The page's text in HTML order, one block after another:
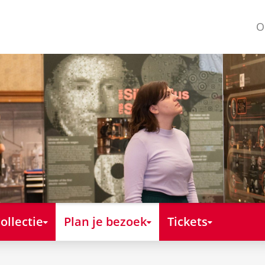
Plan je bezoek Tickets